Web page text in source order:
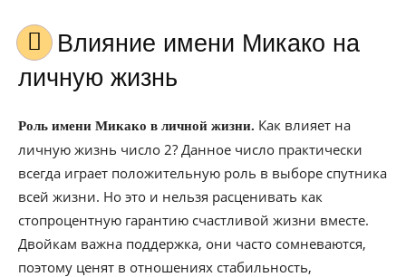
Влияние имени Микако на
личную жизнь
Роль имени Микако в личной жизни. Как влияет на
личную жизнь число 2? Данное число практически
всегда играет положительную роль в выборе спутника
всей жизни. Но это и нельзя расценивать как
стопроцентную гарантию счастливой жизни вместе.
Двойкам важна поддержка, они часто сомневаются,
поэтому ценят в отношениях стабильность,